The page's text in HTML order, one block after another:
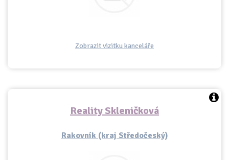
Zobrazit vizitku kanceláře
Reality Skleničková
Rakovník (kraj Středočeský)